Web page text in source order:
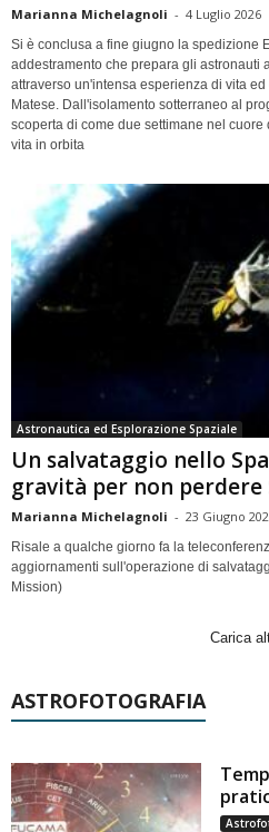
Marianna Michelagnoli - 4 Luglio 2026
Si è conclusa a fine giugno la spedizione
addestramento che prepara gli astronauti
attraverso un'intensa esperienza di vita
Matese. Dall'isolamento sotterraneo al
scoperta di come due settimane nel
vita in orbita
Astronautica ed Esplorazione Spaziale
Un salvataggio nello
gravità per non
Marianna Michelagnoli - 23 Giugno
Risale a qualche giorno fa la
aggiornamenti sull'operazione di
Mission)
Carica
ASTROFOTOGRAFIA